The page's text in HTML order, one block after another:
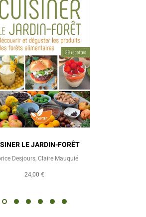
LE JARDIN-FORÊT
Desjours, Claire Mauquié
24,00 €